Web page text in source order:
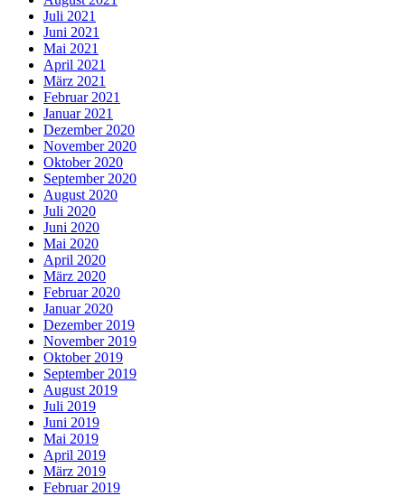
Juli 2021
Juni 2021
Mai 2021
April 2021
März 2021
Februar 2021
Januar 2021
Dezember 2020
November 2020
Oktober 2020
September 2020
August 2020
Juli 2020
Juni 2020
Mai 2020
April 2020
März 2020
Februar 2020
Januar 2020
Dezember 2019
November 2019
Oktober 2019
September 2019
August 2019
Juli 2019
Juni 2019
Mai 2019
April 2019
März 2019
Februar 2019